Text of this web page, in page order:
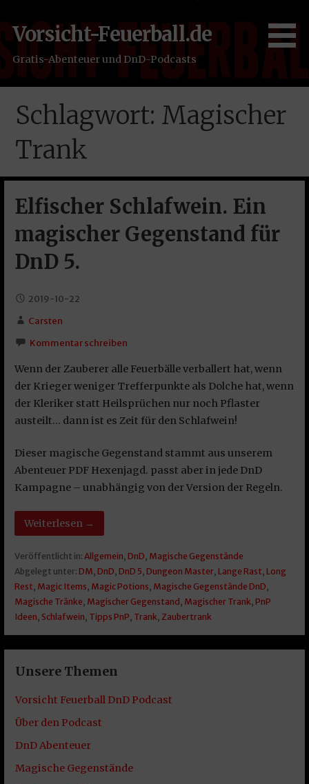
Inhalt
springen
Vorsicht-Feuerball.de
Gratis-Abenteuer und DnD-Podcasts
Schlagwort: Magischer
Trank
Elfischer Schlafwein. Ein
magischer Gegenstand für
DnD 5.
2019-10-22
Carsten
Kommentar schreiben
Wenn der Zauberer alle Feuerbälle verballert hat, wenn
der Krieger weniger Trefferpunkte als Dolche hat, wenn
der Kleriker statt Heilsprüchen nur noch Pflaster
austeilt… dann ist es Zeit für den Schlafwein!
Dieser magische Gegenstand stammt aus unserem
Abenteuer PDF Hexenjagd. passt aber in jede DnD
Kampagne – unabhängig von der Version der Regeln.
Weiterlesen →
Veröffentlicht in: Allgemein, DnD, Magische Gegenstände
Abgelegt unter: DM, DnD, DnD 5, Dungeon Master, Lange Rast, Long
Rest, Magic Items, Magic Potions, Magische Gegenstände DnD,
Magische Tränke, Magischer Gegenstand , Magischer Trank, PnP
Ideen, Schlafwein, Tipps PnP, Trank, Zaubertrank
Unsere Themen
Vorsicht Feuerball DnD Podcast
Über den Podcast
DnD Abenteuer
Magische Gegenstände